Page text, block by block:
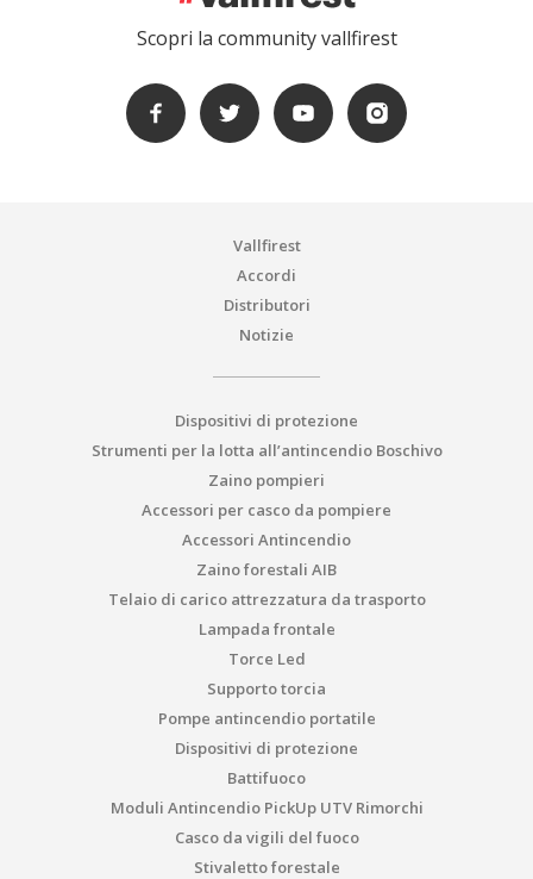
Scopri la community vallfirest
Vallfirest
Accordi
Distributori
Notizie
Dispositivi di protezione
Strumenti per la lotta all’antincendio Boschivo
Zaino pompieri
Accessori per casco da pompiere
Accessori Antincendio
Zaino forestali AIB
Telaio di carico attrezzatura da trasporto
Lampada frontale
Torce Led
Supporto torcia
Pompe antincendio portatile
Dispositivi di protezione
Battifuoco
Moduli Antincendio PickUp UTV Rimorchi
Casco da vigili del fuoco
Stivaletto forestale